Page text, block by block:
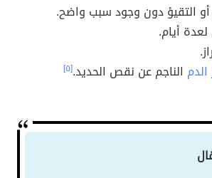
أو التقيؤ دون وجود سبب واضح.
أيام.
الناجم عن نقص الحديد.[٥]